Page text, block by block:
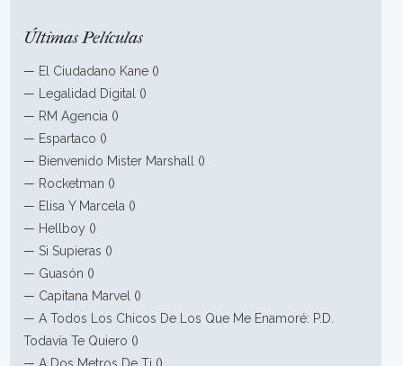
Últimas Películas
— El Ciudadano Kane ()
—
Legalidad Digital
()
— RM Agencia ()
— Espartaco ()
— Bienvenido Mister Marshall
()
— Rocketman ()
— Elisa Y Marcela ()
— Hellboy ()
—Si Supieras ()
— Guasón ()
— Capitana Marvel ()
—A Todos Los Chicos De Los Que Me Enamoré: P.D.
Todavía Te Quiero ()